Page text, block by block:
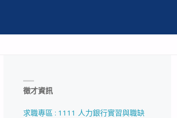
徵才資訊
求職專區 : 1111 人力銀行實習與職缺